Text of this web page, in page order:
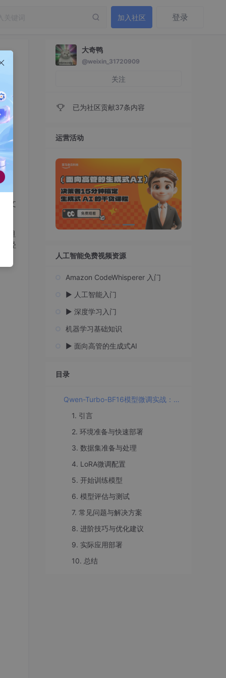
加入社区 登录
文
担
轻
大奇鸭
@weixin_31720909
关注
已为社区贡献37条内容
运营活动
人工智能免费视频资源
Amazon CodeWhisperer 入门
▶️ 人工智能入门
▶️ 深度学习入门
机器学习基础知识
▶️ 面向高管的生成式AI
目录
Qwen-Turbo-BF16模型微调实战：从零开始训练专属模型
1. 引言
2. 环境准备与快速部署
3. 数据集准备与处理
4. LoRA微调配置
5. 开始训练模型
6. 模型评估与测试
7. 常见问题与解决方案
8. 进阶技巧与优化建议
9. 实际应用部署
10. 总结